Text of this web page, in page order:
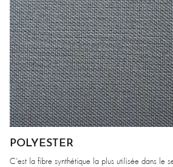
POLYESTER
C’est la fibre synthétique la plus utilisée dans le